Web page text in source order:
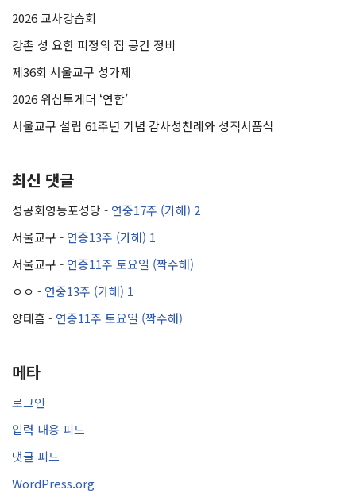
2026 교사강습회
강촌 성 요한 피정의 집 공간 정비
제36회 서울교구 성가제
2026 워십투게더 ‘연합’
서울교구 설립 61주년 기념 감사성찬례와 성직서품식
최신 댓글
성공회영등포성당 - 연중17주 (가해) 2
서울교구 - 연중13주 (가해) 1
서울교구 - 연중11주 토요일 (짝수해)
ㅇㅇ - 연중13주 (가해) 1
양태흠 - 연중11주 토요일 (짝수해)
메타
로그인
입력 내용 피드
댓글 피드
WordPress.org